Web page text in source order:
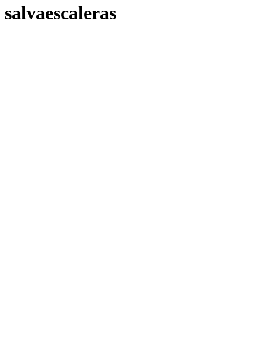
salvaescaleras